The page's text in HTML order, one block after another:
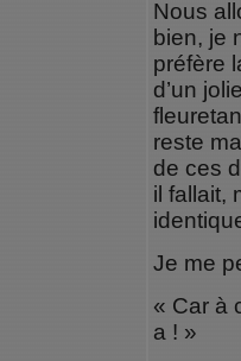
Nous
bien, je
préfère
d’un
reste
de ces
il fallait,
Je me
« Car à
a ! »